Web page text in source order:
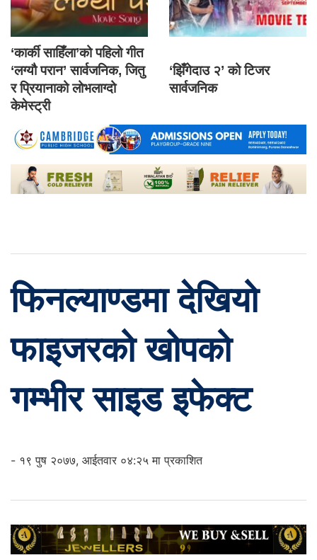
‘कार्की साहिँला’को पहिलो गीत
‘लग्यौ परान’ सार्वजनिक, जितु
र प्रियानाको लोभलाग्दो
केमेस्ट्री
‘झिँगेदाउ २’ को टिजर
सार्वजनिक
फिनल्याण्डमा देखियो
फाइजरको खोपको
गम्भीर साइड इफेक्ट
- १९ पुष २०७७, आईतवार ०४:२५ मा प्रकाशित